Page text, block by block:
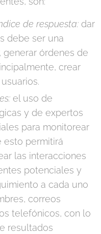
de respuesta: dar
debe ser una
generar órdenes de
crear
el uso de
y de expertos
para monitorear
esto permitirá
las interacciones
potenciales y
a cada uno
correos
telefónicos, con lo
resultados